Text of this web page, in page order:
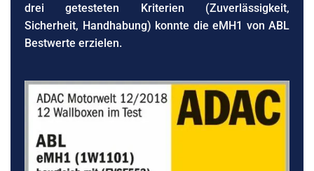
drei getesteten Kriterien (Zuverlässigkeit,
Sicherheit, Handhabung) konnte die eMH1 von ABL
Bestwerte erzielen.